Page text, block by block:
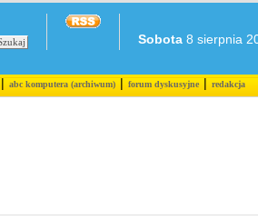
Sobota 8 sierpnia
abc komputera (archiwum)|forum dyskusyjne|redakcja